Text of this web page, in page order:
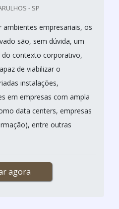
- SP
ambientes empresariais, os
são, sem dúvida, um
contexto corporativo,
de viabilizar o
instalações,
em empresas com ampla
data centers, empresas
entre outras
agora